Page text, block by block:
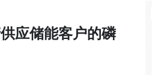
应储能客户的磷